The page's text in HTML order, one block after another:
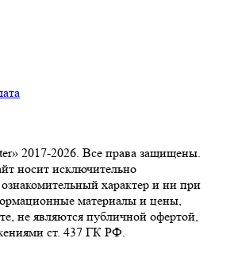
2017-2026. Все права защищены.
носит исключительно
характер и ни при
материалы и цены,
не являются публичной офертой,
ст. 437 ГК РФ.